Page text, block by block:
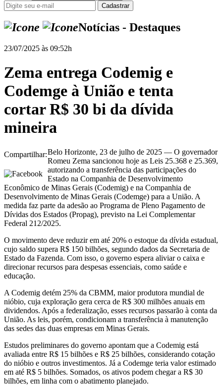
Notícias - Destaques
23/07/2025 às 09:52h
Zema entrega Codemig e
Codemge à União e tenta
cortar R$ 30 bi da dívida
mineira
Compartilhar:Belo Horizonte, 23 de julho de 2025 — O governador
Romeu Zema sancionou hoje as Leis 25.368 e 25.369,
autorizando a transferência das participações do
Estado na Companhia de Desenvolvimento
Econômico de Minas Gerais (Codemig) e na Companhia de
Desenvolvimento de Minas Gerais (Codemge) para a União. A
medida faz parte da adesão ao Programa de Pleno Pagamento de
Dívidas dos Estados (Propag), previsto na Lei Complementar
Federal 212/2025.
O movimento deve reduzir em até 20% o estoque da dívida estadual,
cujo saldo supera R$ 150 bilhões, segundo dados da Secretaria de
Estado da Fazenda. Com isso, o governo espera aliviar o caixa e
direcionar recursos para despesas essenciais, como saúde e
educação.
A Codemig detém 25% da CBMM, maior produtora mundial de
nióbio, cuja exploração gera cerca de R$ 300 milhões anuais em
dividendos. Após a federalização, esses recursos passarão à conta da
União. As leis, porém, condicionam a transferência à manutenção
das sedes das duas empresas em Minas Gerais.
Estudos preliminares do governo apontam que a Codemig está
avaliada entre R$ 15 bilhões e R$ 25 bilhões, considerando cotação
do nióbio e outros investimentos. Já a Codemge teria valor estimado
em até R$ 5 bilhões. Somados, os ativos podem chegar a R$ 30
bilhões, em linha com o abatimento planejado.